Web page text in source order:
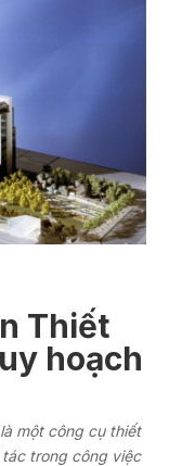
Thiết
hoạch
một công cụ thiết
trong công việc